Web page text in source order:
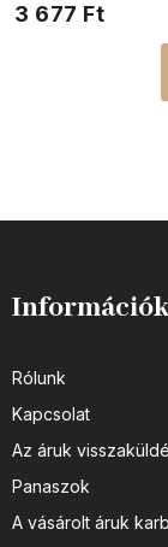
3 677 Ft
Rólunk
Kapcsolat
Az áruk
Panaszok
A vásárolt áruk